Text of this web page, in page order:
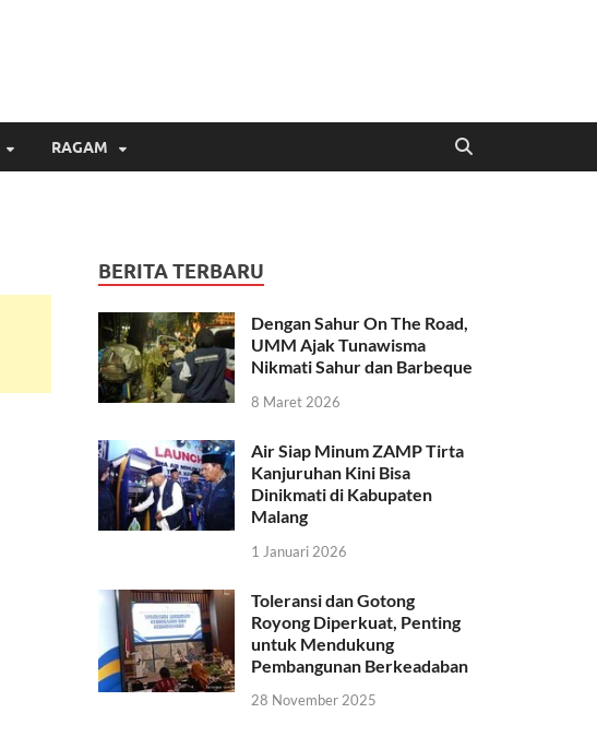
RAGAM
BERITA TERBARU
Dengan Sahur On The Road,
UMM Ajak Tunawisma
Nikmati Sahur dan Barbeque
8 Maret 2026
Air Siap Minum ZAMP Tirta
Kanjuruhan Kini Bisa
Dinikmati di Kabupaten
Malang
1 Januari 2026
Toleransi dan Gotong
Royong Diperkuat, Penting
untuk Mendukung
Pembangunan Berkeadaban
28 November 2025